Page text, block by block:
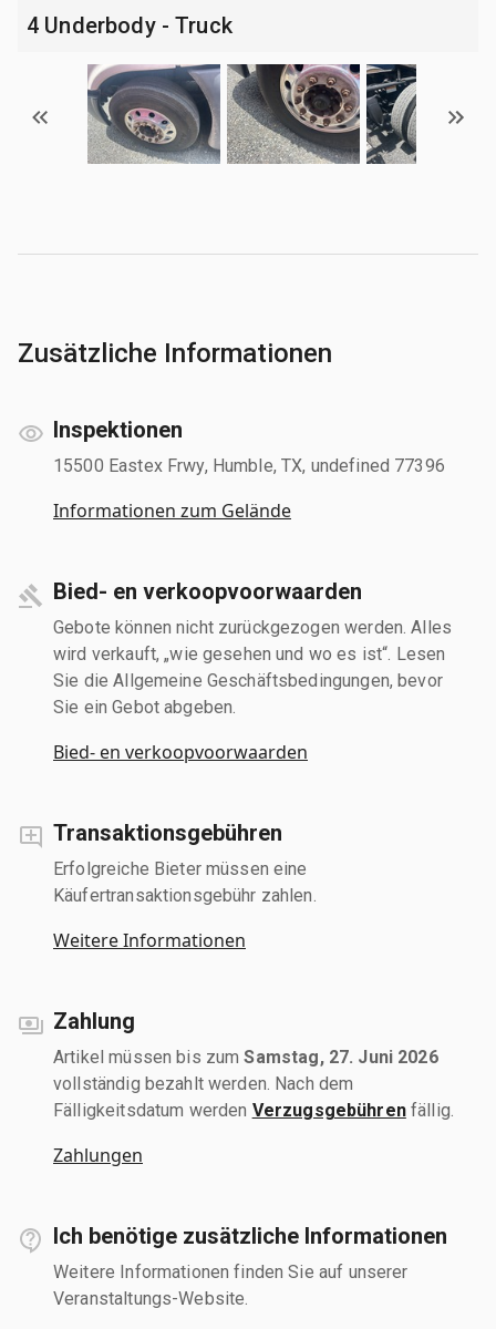
4 Underbody - Truck
Zusätzliche Informationen
Inspektionen
15500 Eastex Frwy, Humble, TX, undefined 77396
Informationen zum Gelände
Bied- en verkoopvoorwaarden
Gebote können nicht zurückgezogen werden. Alles
wird verkauft, „wie gesehen und wo es ist“. Lesen
Sie die Allgemeine Geschäftsbedingungen, bevor
Sie ein Gebot abgeben.
Bied- en verkoopvoorwaarden
Transaktionsgebühren
Erfolgreiche Bieter müssen eine
Käufertransaktionsgebühr zahlen.
Weitere Informationen
Zahlung
Artikel müssen bis zumSamstag, 27. Juni 2026
vollständig bezahlt werden. Nach dem
Fälligkeitsdatum werden Verzugsgebührenfällig.
Zahlungen
Ich benötige zusätzliche Informationen
Weitere Informationen finden Sie auf unserer
Veranstaltungs-Website.